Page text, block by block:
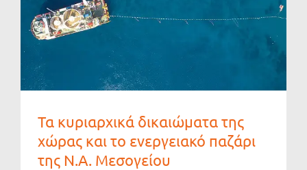
Τα κυριαρχικά δικαιώματα της
χώρας και το ενεργειακό παζάρι
της Ν.Α. Μεσογείου